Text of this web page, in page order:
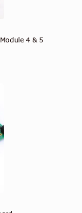
4 & 5